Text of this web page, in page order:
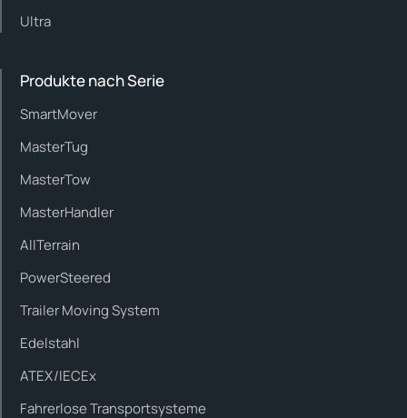
Ultra
Produkte nach Serie
SmartMover
MasterTug
MasterTow
MasterHandler
AllTerrain
PowerSteered
Trailer Moving System
Edelstahl
ATEX/IECEx
Fahrerlose Transportsysteme